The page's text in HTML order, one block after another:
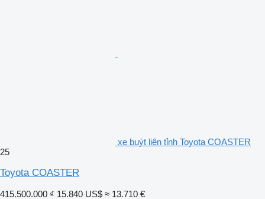
xe buýt liên tỉnh Toyota COASTER
25
Toyota COASTER
415.500.000 ₫ 15.840 US$ ≈ 13.710 €